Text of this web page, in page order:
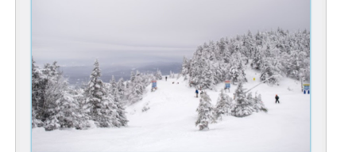
país, limitando al norte con el estrecho y la bahía
de Hudson, al nordeste con la provincia de
Terranova y Labrador, al este con el golfo de San
Lorenzo y la provincia de Nuevo Brunswick, al
sudeste con Ontario, y al sur y sudoeste con
Estados Unidos.